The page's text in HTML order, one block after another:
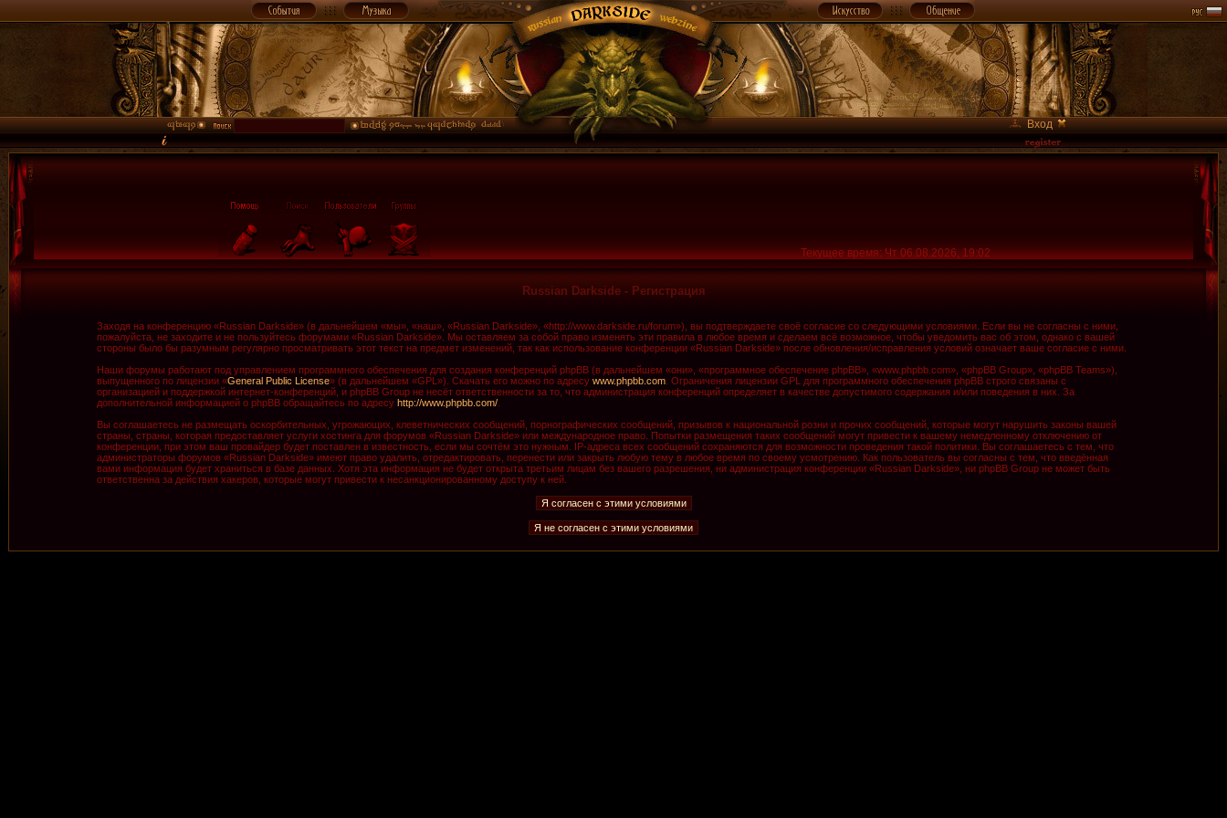
Вход
Текущее время: Чт 06.08.2026, 19:02
Russian Darkside - Регистрация
Заходя на конференцию «Russian Darkside» (в дальнейшем «мы», «наш», «Russian Darkside», «http://www.darkside.ru/forum»), вы подтверждаете своё согласие со следующими условиями. Если вы не согласны с ними,
пожалуйста, не заходите и не пользуйтесь форумами «Russian Darkside». Мы оставляем за собой право изменять эти правила в любое время и сделаем всё возможное, чтобы уведомить вас об этом, однако с вашей
стороны было бы разумным регулярно просматривать этот текст на предмет изменений, так как использование конференции «Russian Darkside» после обновления/исправления условий означает ваше согласие с ними.
Наши форумы работают под управлением программного обеспечения для создания конференций phpBB (в дальнейшем «они», «программное обеспечение phpBB», «www.phpbb.com», «phpBB Group», «phpBB Teams»),
выпущенного по лицензии «General Public License» (в дальнейшем «GPL»). Скачать его можно по адресу www.phpbb.com. Ограничения лицензии GPL для программного обеспечения phpBB строго связаны с
организацией и поддержкой интернет-конференций, и phpBB Group не несёт ответственности за то, что администрация конференций определяет в качестве допустимого содержания и/или поведения в них. За
дополнительной информацией о phpBB обращайтесь по адресу http://www.phpbb.com/.
Вы соглашаетесь не размещать оскорбительных, угрожающих, клеветнических сообщений, порнографических сообщений, призывов к национальной розни и прочих сообщений, которые могут нарушить законы вашей
страны, страны, которая предоставляет услуги хостинга для форумов «Russian Darkside» или международное право. Попытки размещения таких сообщений могут привести к вашему немедленному отключению от
конференции, при этом ваш провайдер будет поставлен в известность, если мы сочтём это нужным. IP-адреса всех сообщений сохраняются для возможности проведения такой политики. Вы соглашаетесь с тем, что
администраторы форумов «Russian Darkside» имеют право удалить, отредактировать, перенести или закрыть любую тему в любое время по своему усмотрению. Как пользователь вы согласны с тем, что введённая
вами информация будет храниться в базе данных. Хотя эта информация не будет открыта третьим лицам без вашего разрешения, ни администрация конференции «Russian Darkside», ни phpBB Group не может быть
ответственна за действия хакеров, которые могут привести к несанкционированному доступу к ней.